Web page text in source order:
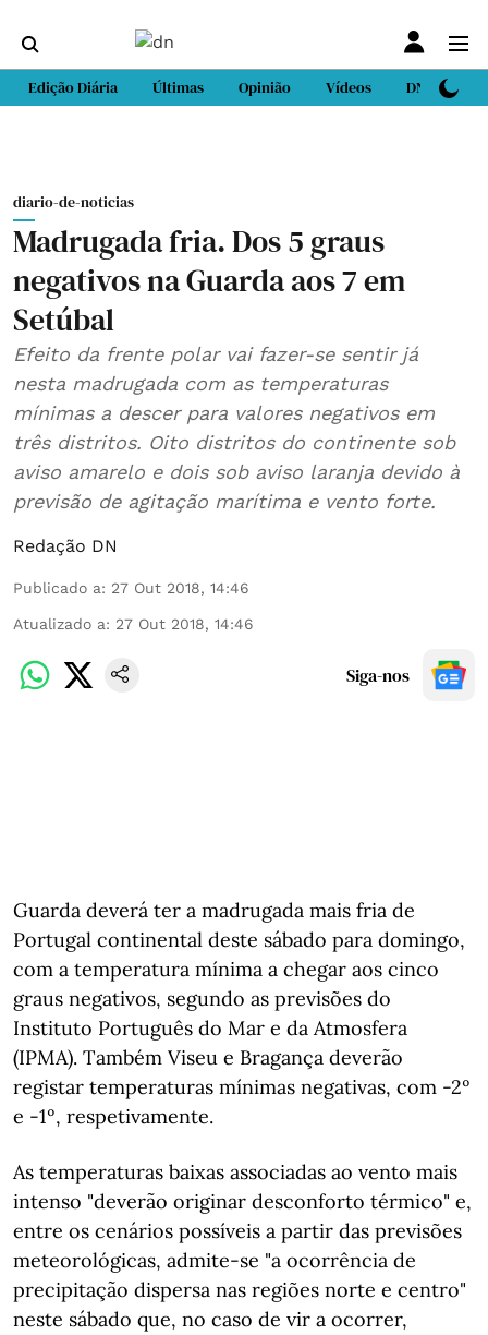
Edição Diária Últimas Opinião Vídeos DN Sport
diario-de-noticias
Madrugada fria. Dos 5 graus
negativos na Guarda aos 7 em
Setúbal
Efeito da frente polar vai fazer-se sentir já
nesta madrugada com as temperaturas
mínimas a descer para valores negativos em
três distritos. Oito distritos do continente sob
aviso amarelo e dois sob aviso laranja devido à
previsão de agitação marítima e vento forte.
Redação DN
Publicado a: 27 Out 2018, 14:46
Atualizado a: 27 Out 2018, 14:46
Siga-nos
Guarda deverá ter a madrugada mais fria de
Portugal continental deste sábado para domingo,
com a temperatura mínima a chegar aos cinco
graus negativos, segundo as previsões do
Instituto Português do Mar e da Atmosfera
(IPMA). Também Viseu e Bragança deverão
registar temperaturas mínimas negativas, com -2º
e -1º, respetivamente.
As temperaturas baixas associadas ao vento mais
intenso "deverão originar desconforto térmico" e,
entre os cenários possíveis a partir das previsões
meteorológicas, admite-se "a ocorrência de
precipitação dispersa nas regiões norte e centro"
neste sábado que, no caso de vir a ocorrer,